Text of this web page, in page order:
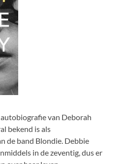
van Deborah
bekend is als
de band Blondie. Debbie
in de zeventig, dus er